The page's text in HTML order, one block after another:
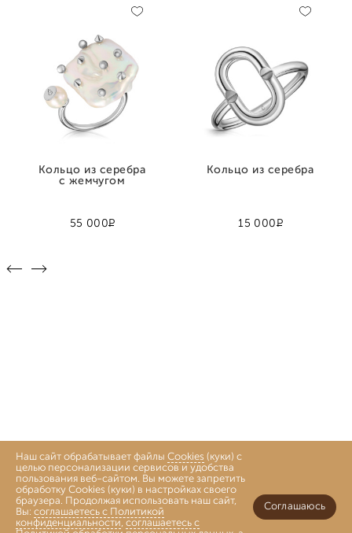
55 000Р
Кольцо из серебра
с жемчугом
15 000Р
Кольцо из серебра
Наш сайт обрабатывает файлы Cookies (куки) с
целью персонализации сервисов и удобства
пользования веб-сайтом. Вы можете запретить
обработку Cookies (куки) в настройках своего
браузера. Продолжая использовать наш сайт,
Вы: соглашаетесь с Политикой
конфиденциальности, соглашаетесь с
Соглашаюсь